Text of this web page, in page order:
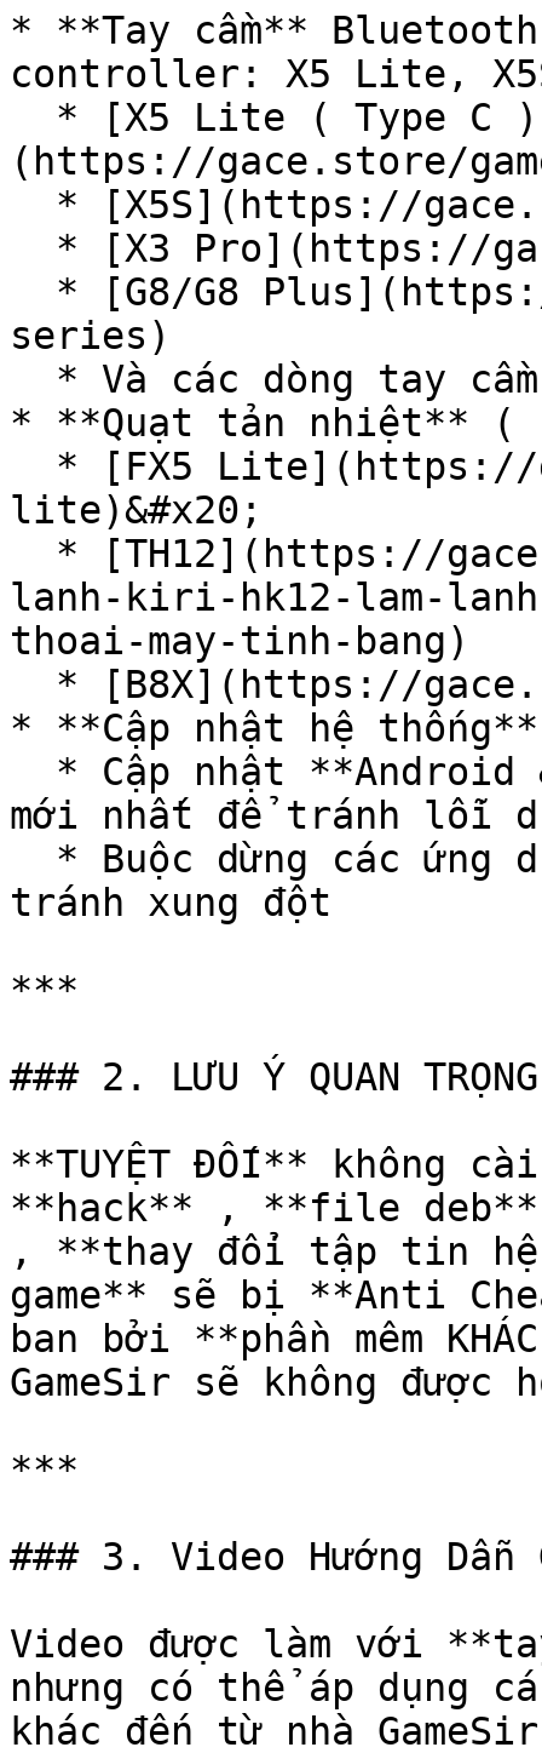
* **Tay cầm**
controller: X5 Lite,
(https://gace.store/
series)
* **Quạt tản nhiệt**
lite)&#x20;
lanh-kiri-hk12-lam-
thoai-may-tinh-bang)
* **Cập nhật hệ thống**
mới nhất để tránh lỗi
tránh xung đột
***
### 2. LƯU Ý QUAN TRỌNG
**TUYỆT ĐỐI** không
**hack** , **file
, **thay đổi tập tin hệ
game** sẽ bị **Anti
ban bởi **phần mêm
GameSir sẽ không
***
### 3. Video Hướng Dẫn
Video được làm với
nhưng có thể áp dụng
khác đến từ nhà